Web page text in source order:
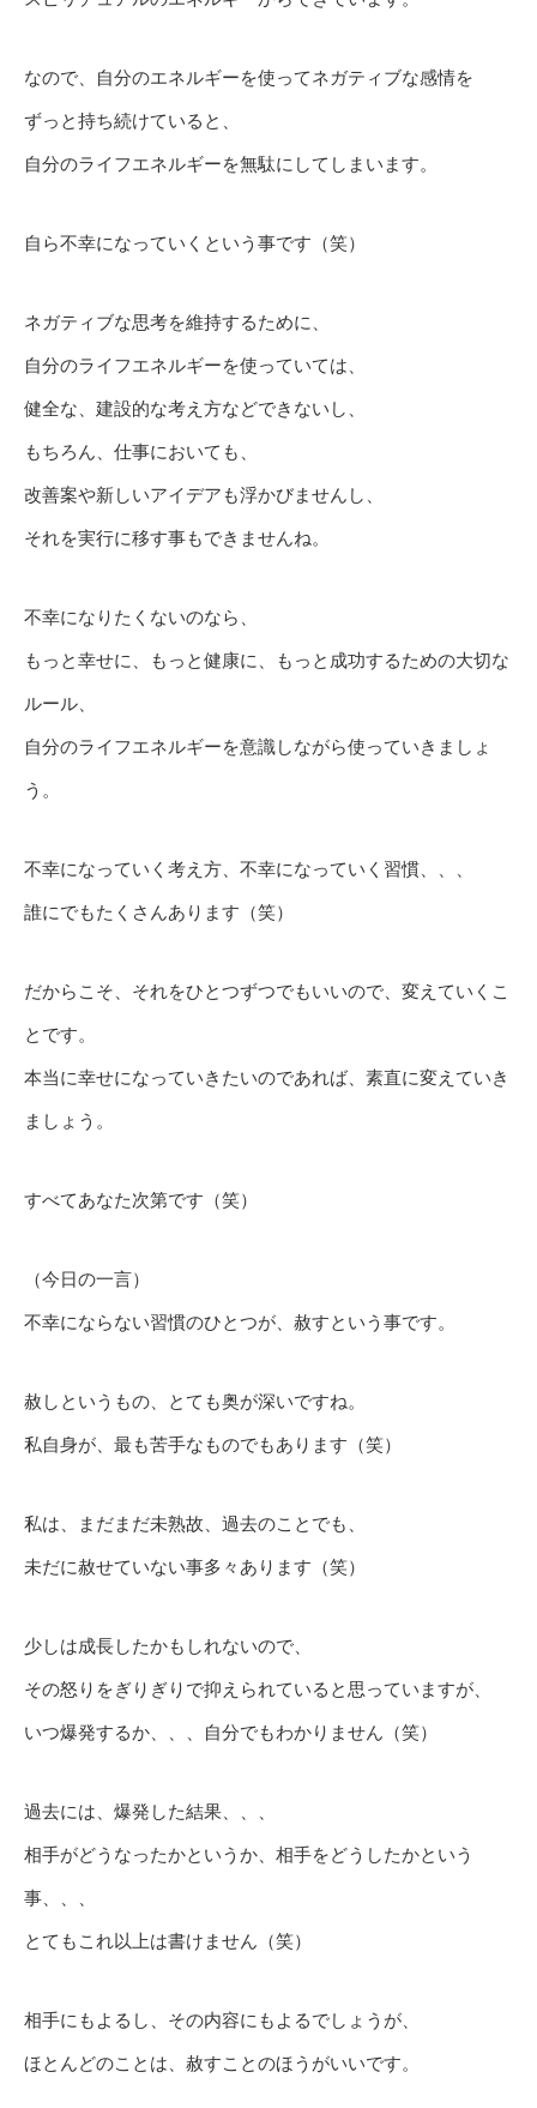
なので、自分のエネルギーを使ってネガティブな感情を
ずっと持ち続けていると、
自分のライフエネルギーを無駄にしてしまいます。
自ら不幸になっていくという事です（笑）
ネガティブな思考を維持するために、
自分のライフエネルギーを使っていては、
健全な、建設的な考え方などできないし、
もちろん、仕事においても、
改善案や新しいアイデアも浮かびませんし、
それを実行に移す事もできませんね。
不幸になりたくないのなら、
もっと幸せに、もっと健康に、もっと成功するための大切な
ルール、
自分のライフエネルギーを意識しながら使っていきましょ
う。
不幸になっていく考え方、不幸になっていく習慣、、、
誰にでもたくさんあります（笑）
だからこそ、それをひとつずつでもいいので、変えていくこ
とです。
本当に幸せになっていきたいのであれば、素直に変えていき
ましょう。
すべてあなた次第です（笑）
（今日の一言）
不幸にならない習慣のひとつが、赦すという事です。
赦しというもの、とても奥が深いですね。
私自身が、最も苦手なものでもあります（笑）
私は、まだまだ未熟故、過去のことでも、
未だに赦せていない事多々あります（笑）
少しは成長したかもしれないので、
その怒りをぎりぎりで抑えられていると思っていますが、
いつ爆発するか、、、自分でもわかりません（笑）
過去には、爆発した結果、、、
相手がどうなったかというか、相手をどうしたかという
事、、、
とてもこれ以上は書けません（笑）
相手にもよるし、その内容にもよるでしょうが、
ほとんどのことは、赦すことのほうがいいです。